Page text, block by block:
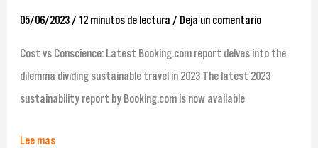
05/06/2023 / 12 minutos de lectura / Deja un comentario
Cost vs Conscience: Latest Booking.com report delves into the
dilemma dividing sustainable travel in 2023 The latest 2023
sustainability report by Booking.com is now available
Lee mas